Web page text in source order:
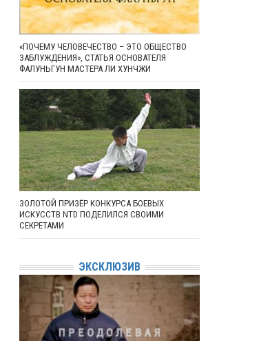
«ПОЧЕМУ ЧЕЛОВЕЧЕСТВО – ЭТО ОБЩЕСТВО
ЗАБЛУЖДЕНИЯ», СТАТЬЯ ОСНОВАТЕЛЯ
ФАЛУНЬГУН МАСТЕРА ЛИ ХУНЧЖИ
ЗОЛОТОЙ ПРИЗЁР КОНКУРСА БОЕВЫХ
ИСКУССТВ NTD ПОДЕЛИЛСЯ СВОИМИ
СЕКРЕТАМИ
ЭКСКЛЮЗИВ